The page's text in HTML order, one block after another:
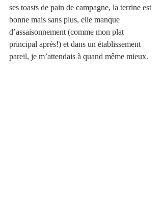
ses toasts de pain de campagne, la terrine est
bonne mais sans plus, elle manque
d’assaisonnement (comme mon plat
principal après!) et dans un établissement
pareil, je m’attendais à quand même mieux.